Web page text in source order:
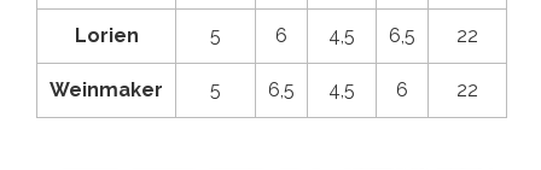
Lorien 5 6 4,5 6,5 22
Weinmaker 5 6,5 4,5 6 22